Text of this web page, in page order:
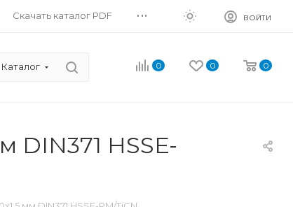
Скачать каталог PDF ... ВОЙТИ
Каталог 0 0 0
DIN371 HSSE-